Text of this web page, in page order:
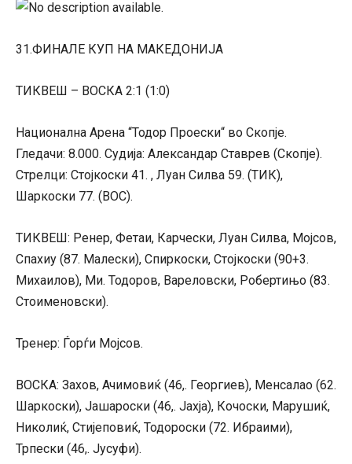
31.ФИНАЛЕ КУП НА МАКЕДОНИЈА
ТИКВЕШ – ВОСКА 2:1 (1:0)
Национална Арена “Тодор Проески“ во Скопје.
Гледачи: 8.000. Судија: Александар Ставрев (Скопје).
Стрелци: Стојкоски 41. , Луан Силва 59. (ТИК),
Шаркоски 77. (ВОС).
ТИКВЕШ: Ренер, Фетаи, Карчески, Луан Силва, Мојсов,
Спахиу (87. Малески), Спиркоски, Стојкоски (90+3.
Михаилов), Ми. Тодоров, Вареловски, Робертињо (83.
Стоименовски).
Тренер: Ѓорѓи Мојсов.
ВОСКА: Захов, Ачимовиќ (46,. Георгиев), Менсалао (62.
Шаркоски), Јашароски (46,. Јахја), Кочоски, Марушиќ,
Николиќ, Стијеповиќ, Тодороски (72. Ибраими),
Трпески (46,. Јусуфи).